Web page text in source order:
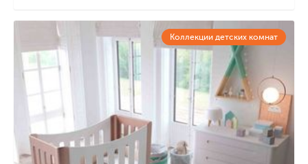
Коллекции детских комнат